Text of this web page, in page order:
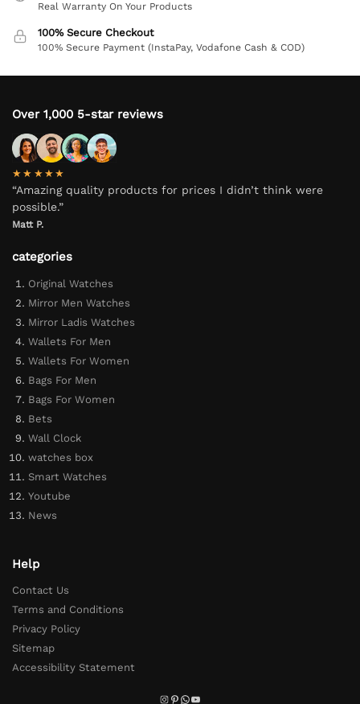
Real Warranty On Your Products
100% Secure Checkout
100% Secure Payment (InstaPay, Vodafone Cash & COD)
Over 1,000 5-star reviews
★★★★★
“Amazing quality products for prices I didn’t think were
possible.”
Matt P.
categories
Original Watches
Mirror Men Watches
Mirror Ladis Watches
Wallets For Men
Wallets For Women
Bags For Men
Bags For Women
Bets
Wall Clock
watches box
Smart Watches
Youtube
News
Help
Contact Us
Terms and Conditions
Privacy Policy
Sitemap
Accessibility Statement